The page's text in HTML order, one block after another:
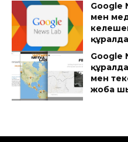
Google
мен
Google
мен
жоба